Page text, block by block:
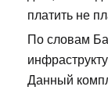
платить не
По словам
Данный